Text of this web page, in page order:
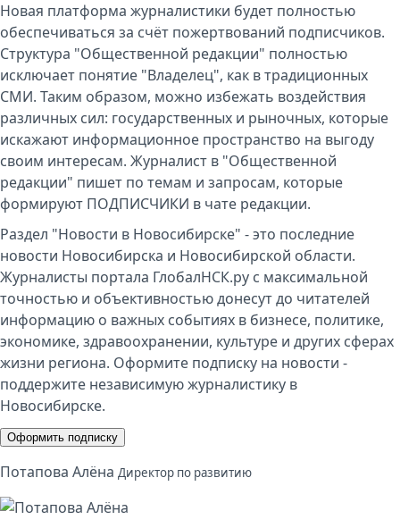
Новая платформа журналистики будет полностью
обеспечиваться за счёт пожертвований подписчиков.
Структура "Общественной редакции" полностью
исключает понятие "Владелец", как в традиционных
СМИ. Таким образом, можно избежать воздействия
различных сил: государственных и рыночных, которые
искажают информационное пространство на выгоду
своим интересам. Журналист в "Общественной
редакции" пишет по темам и запросам, которые
формируют ПОДПИСЧИКИ в чате редакции.
Раздел "Новости в Новосибирске" - это последние
новости Новосибирска и Новосибирской области.
Журналисты портала ГлобалНСК.ру с максимальной
точностью и объективностью донесут до читателей
информацию о важных событиях в бизнесе, политике,
экономике, здравоохранении, культуре и других сферах
жизни региона. Оформите подписку на новости -
поддержите независимую журналистику в
Новосибирске.
Оформить подписку
Потапова Алёна Директор по развитию